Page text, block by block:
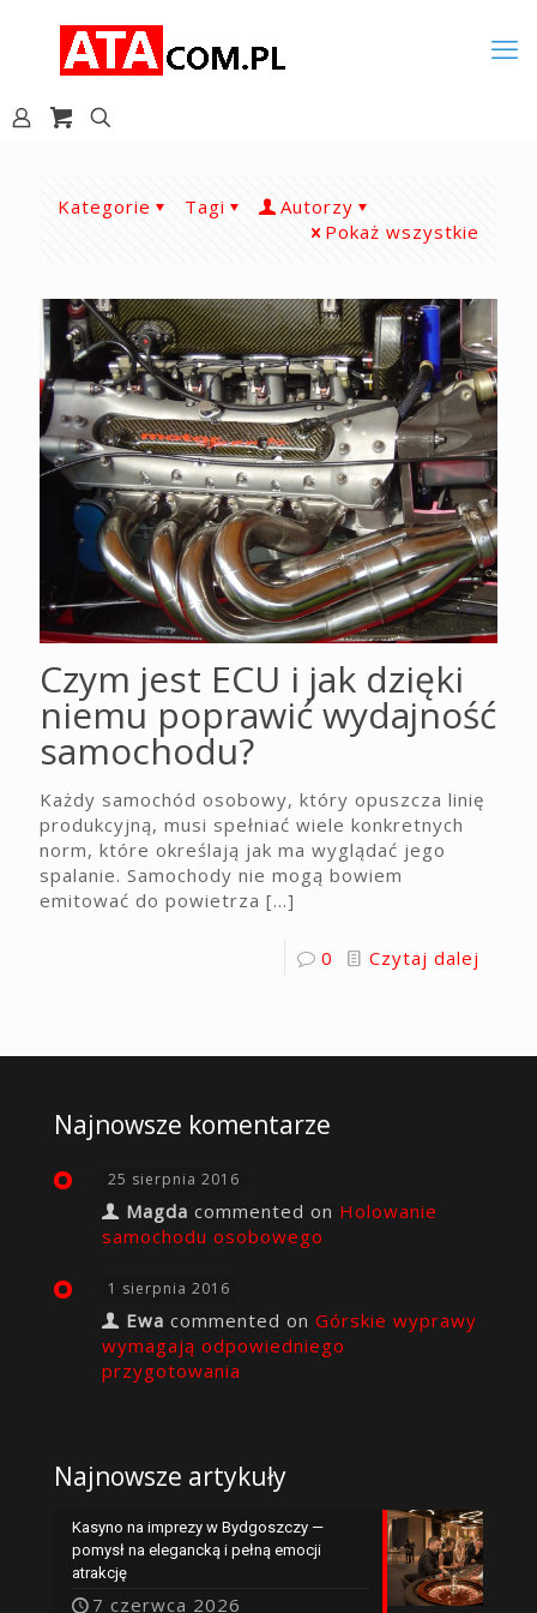
Kategorie Tagi
Autorzy
Pokaż wszystkie
Czym jest ECU i jak dzięki
niemu poprawić wydajność
samochodu?
Każdy samochód osobowy, który opuszcza linię
produkcyjną, musi spełniać wiele konkretnych
norm, które określają jak ma wyglądać jego
spalanie. Samochody nie mogą bowiem
emitować do powietrza […]
0 Czytaj dalej
Najnowsze komentarze
25 sierpnia 2016
Magda commented on Holowanie
samochodu osobowego
1 sierpnia 2016
Ewa commented on Górskie wyprawy
wymagają odpowiedniego
przygotowania
Najnowsze artykuły
Kasyno na imprezy w Bydgoszczy —
pomysł na elegancką i pełną emocji
atrakcję
7 czerwca 2026